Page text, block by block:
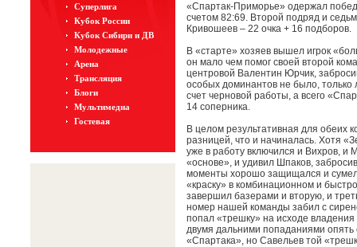
Суперлига
Кубок России
Кубок Сибири и ДВ
Молодежные
Арена
Трансляция
Блоги
Мультимедиа
Гостевая
«Спартак-Приморье» одержал
счетом 82:69. Второй подряд и
Кривошеев – 22 очка + 16 подборов.
В «старте» хозяев вышел игрок
он мало чем помог своей второй
центровой Валентин Юрчик,
особых доминантов не было,
счет черновой работы, а всего
14 соперника.
В целом результативная для обеих
разницей, что и начиналась. Хотя
уже в работу включился и Вихров, и
«основе», и удивил Шпаков,
моменты хорошо защищался и сумел
«краску» в комбинационном и
завершил базерами и вторую, и
номер нашей команды забил с
попал «трешку» на исходе
двумя дальними попаданиями опять
«Спартака», но Савельев той